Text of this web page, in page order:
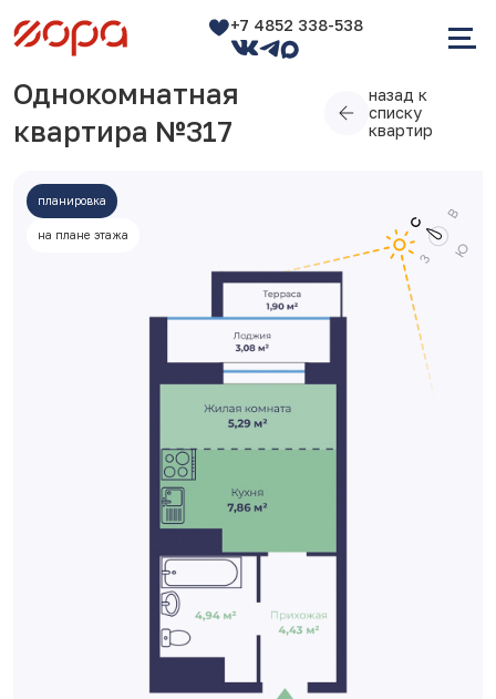
+7 4852 338-538
Однокомнатная
квартира №317
назад к
списку
квартир
планировка
на плане этажа